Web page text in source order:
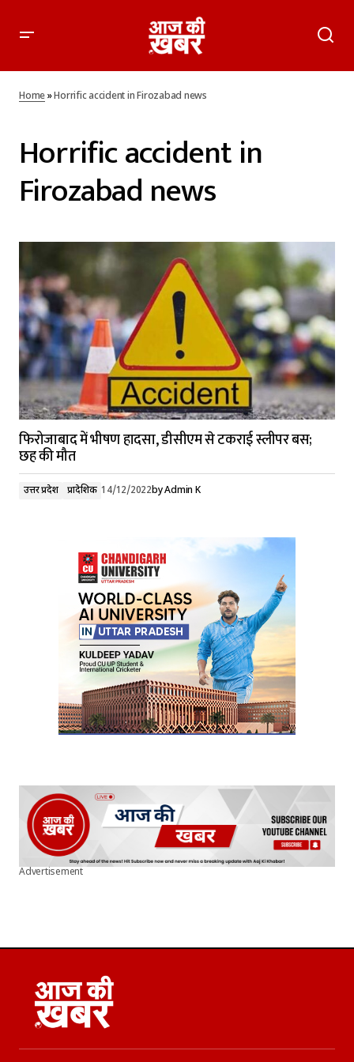
Home»Horrific accident in Firozabad news
Horrific accident in
Firozabad news
फिरोजाबाद में भीषण हादसा, डीसीएम से टकराई स्लीपर बस;
छह की मौत
उत्तर प्रदेश प्रादेशिक 14/12/2022byAdmin K
Advertisement